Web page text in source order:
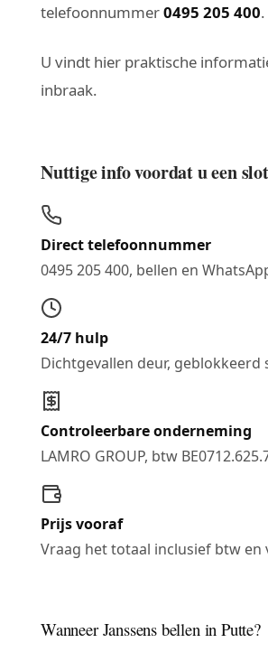
telefoonnummer0495 205 400.
U vindt hier praktische
inbraak.
Nuttige info voordat u een
Direct telefoonnummer
0495 205 400, bellen en
24/7 hulp
Dichtgevallen deur,
Controleerbare onderneming
LAMRO GROUP, btw
Prijs vooraf
Vraag het totaal inclusief btw en
Wanneer Janssens bellen in Putte?